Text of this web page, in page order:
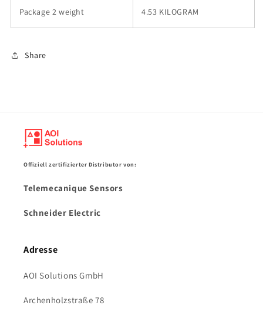
Package 2 weight 4.53 KILOGRAM
Share
Offiziell zertifizierter Distributor von:
Telemecanique Sensors
Schneider Electric
Adresse
AOI Solutions GmbH
Archenholzstraße 78